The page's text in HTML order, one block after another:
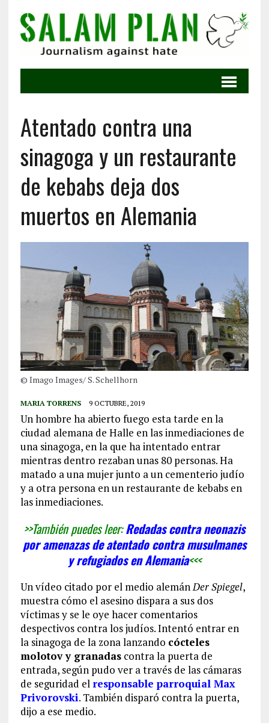
Atentado contra una
sinagoga y un restaurante
de kebabs deja dos
muertos en Alemania
© Imago Images/ S. Schellhorn
MARIA TORRENS 9 OCTUBRE, 2019
Un hombre ha abierto fuego esta tarde en la
ciudad alemana de Halle en las inmediaciones de
una sinagoga, en la que ha intentado entrar
mientras dentro rezaban unas 80 personas. Ha
matado a una mujer junto a un cementerio judío
y a otra persona en un restaurante de kebabs en
las inmediaciones.
>>También puedes leer:Redadas contra neonazis
por amenazas de atentado contra musulmanes
y refugiados en Alemania<<<
Un vídeo citado por el medio alemánDer Spiegel,
muestra cómo el asesino dispara a sus dos
víctimas y se le oye hacer comentarios
despectivos contra los judíos. Intentó entrar en
la sinagoga de la zona lanzando cócteles
molotov y granadascontra la puerta de
entrada, según pudo ver a través de las cámaras
de seguridad el responsable parroquial Max
Privorovski. También disparó contra la puerta,
dijo a ese medio.